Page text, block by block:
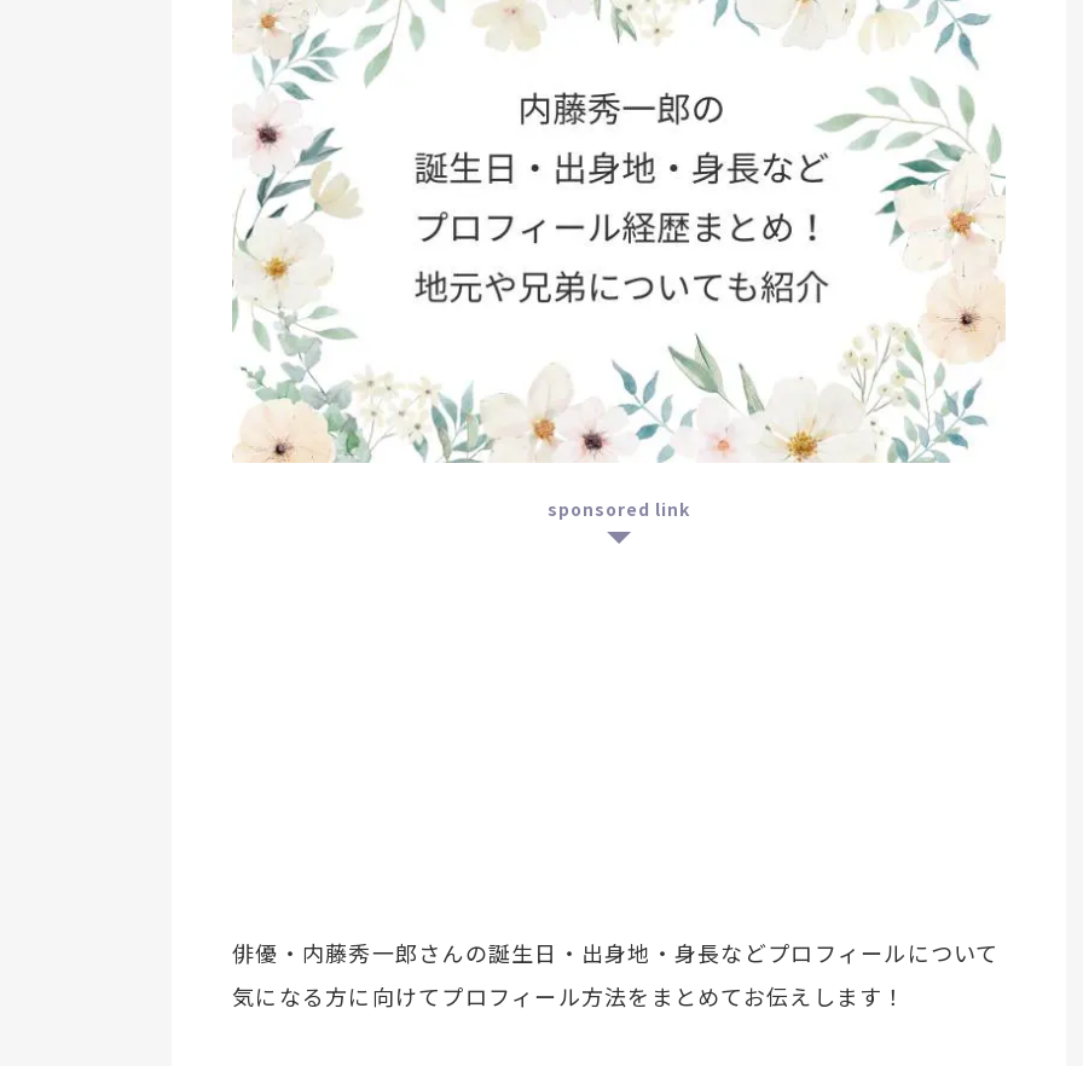
sponsored link
俳優・内藤秀一郎さんの誕生日・出身地・身長などプロフィールについて
気になる方に向けてプロフィール方法をまとめてお伝えします！